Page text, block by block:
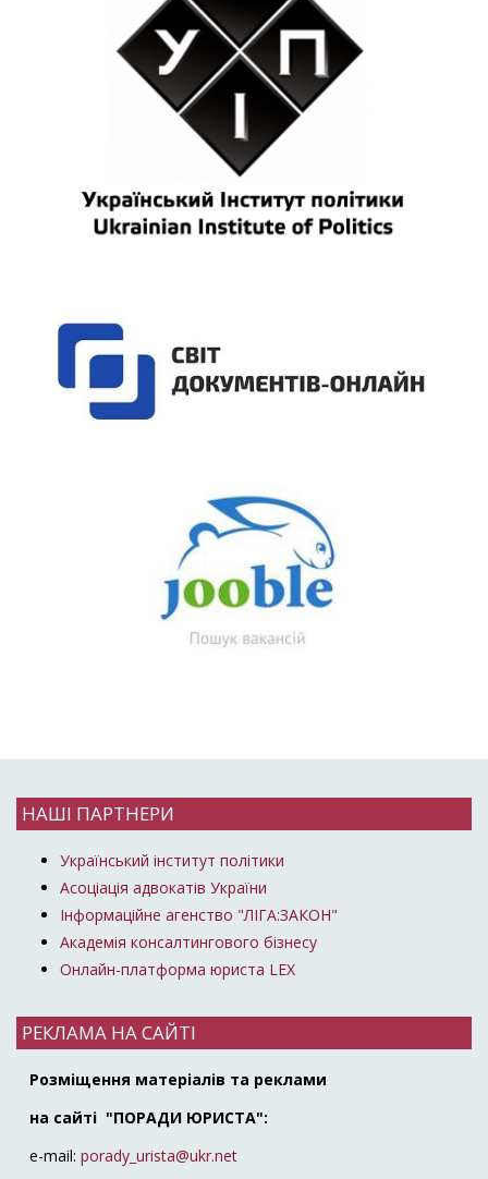
НАШІ ПАРТНЕРИ
Український інститут політики
Асоціація адвокатів України
Інформаційне агенство "ЛІГА:ЗАКОН"
Академія консалтингового бізнесу
Онлайн-платформа юриста LEX
РЕКЛАМА НА САЙТІ
Розміщення матеріалів та реклами
на сайті "ПОРАДИ ЮРИСТА":
e-mail: porady_urista@ukr.net